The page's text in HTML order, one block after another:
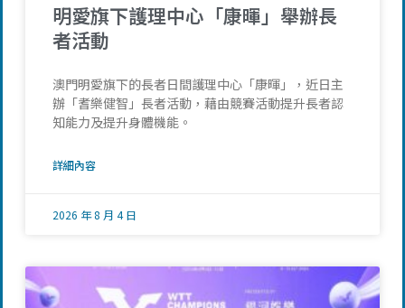
明愛旗下護理中心「康暉」舉辦長
者活動
澳門明愛旗下的長者日間護理中心「康暉」，近日主
辦「耆樂健智」長者活動，藉由競賽活動提升長者認
知能力及提升身體機能。
詳細內容
2026 年 8 月 4 日